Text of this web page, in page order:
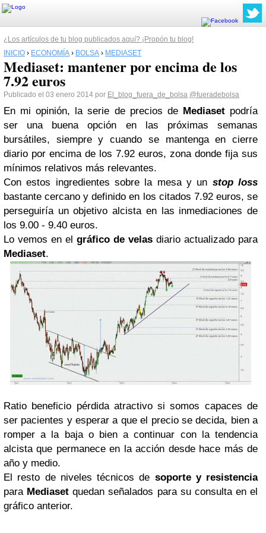
¿Los artículos de tu blog publicados aquí? ¡Propón tu blog!
INICIO › ECONOMÍA › BOLSA › MEDIASET
Mediaset: mantener por encima de los
7.92 euros
Publicado el 03 enero 2014 por El_blog_fuera_de_bolsa @fueradebolsa
En mi opinión, la serie de precios de Mediasetpodría
ser una buena opción en las próximas semanas
bursátiles, siempre y cuando se mantenga en cierre
diario por encima de los 7.92 euros, zona donde fija sus
mínimos relativos más relevantes.
Con estos ingredientes sobre la mesa y un stop loss
bastante cercano y definido en los citados 7.92 euros, se
perseguiría un objetivo alcista en las inmediaciones de
los 9.00 - 9.40 euros.
Lo vemos en el gráfico de velas diario actualizado para
Mediaset.
Ratio beneficio pérdida atractivo si somos capaces de
ser pacientes y esperar a que el precio se decida, bien a
romper a la baja o bien a continuar con la tendencia
alcista que permanece en la acción desde hace más de
año y medio.
El resto de niveles técnicos de soporte y resistencia
para Mediaset quedan señalados para su consulta en el
gráfico anterior.